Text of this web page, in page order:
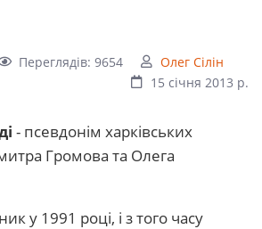
Переглядів: 9654
Олег Сілін
15 січня 2013 р.
- псевдонім харківських
Громова та Олега
у 1991 році, і з того часу